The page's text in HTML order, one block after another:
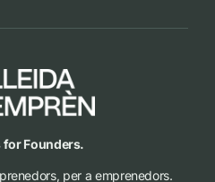
for Founders.
per a emprenedors.